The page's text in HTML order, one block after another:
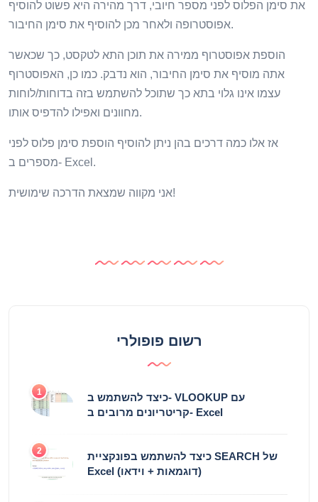
את סימן הפלוס לפני מספר חיובי, דרך מהירה היא פשוט להוסיף
אפוסטרופה ולאחר מכן להוסיף את סימן החיבור.
הוספת אפוסטרוף ממירה את תוכן התא לטקסט, כך שכאשר
אתה מוסיף את סימן החיבור, הוא נדבק. כמו כן, האפוסטרוף
עצמו אינו גלוי בתא כך שתוכל להשתמש בזה בדוחות/לוחות
מחוונים ואפילו להדפיס אותו.
אז אלו כמה דרכים בהן ניתן להוסיף הוספת סימן פלוס לפני
מספרים ב- Excel.
אני מקווה שמצאת הדרכה שימושית!
רשום פופולרי
1
כיצד להשתמש ב- VLOOKUP עם
קריטריונים מרובים ב- Excel
2
כיצד להשתמש בפונקציית SEARCH של
Excel (דוגמאות + וידאו)